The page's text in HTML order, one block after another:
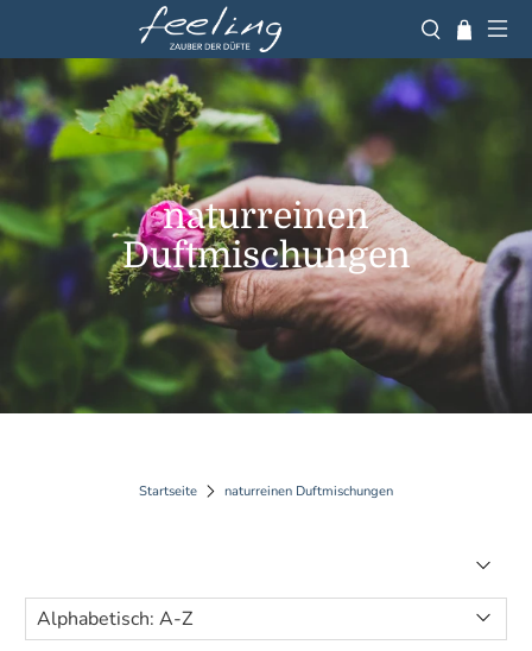
naturreinen
Duftmischungen
Startseite naturreinen Duftmischungen